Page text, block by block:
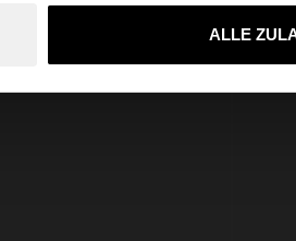
ALLE
Ja, bringen Sie